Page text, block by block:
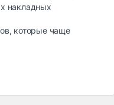
накладных
которые чаще